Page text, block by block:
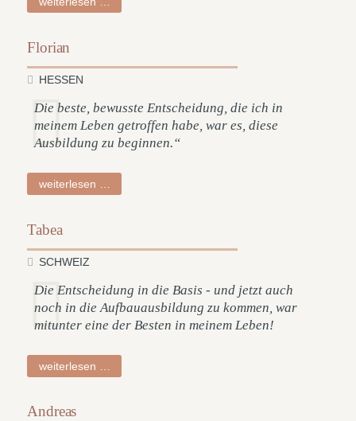
Florian
HESSEN
Die beste, bewusste Entscheidung, die ich in
meinem Leben getroffen habe, war es, diese
Ausbildung zu beginnen.“
weiterlesen …
Tabea
SCHWEIZ
Die Entscheidung in die Basis - und jetzt auch
noch in die Aufbauausbildung zu kommen, war
mitunter eine der Besten in meinem Leben!
weiterlesen …
Andreas